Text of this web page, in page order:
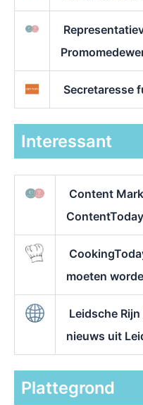
Secretaresse
Interessant
Content
ContentToday
moeten
Leidsche
nieuws uit
Plattegrond